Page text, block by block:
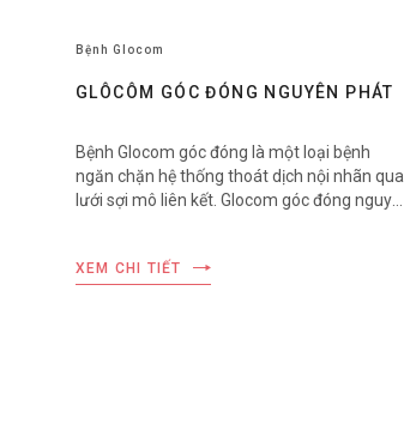
Bệnh Glocom
GLÔCÔM GÓC ĐÓNG NGUYÊN PHÁT
Bệnh Glocom góc đóng là một loại bệnh
ngăn chặn hệ thống thoát dịch nội nhãn qua
lưới sợi mô liên kết. Glocom góc đóng nguyên
hơn người châu âu. Bệnh thường xuất hiện ở
XEM CHI TIẾT